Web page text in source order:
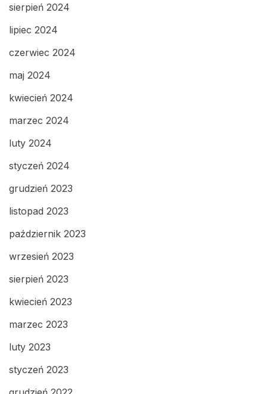
sierpień 2024
lipiec 2024
czerwiec 2024
maj 2024
kwiecień 2024
marzec 2024
luty 2024
styczeń 2024
grudzień 2023
listopad 2023
październik 2023
wrzesień 2023
sierpień 2023
kwiecień 2023
marzec 2023
luty 2023
styczeń 2023